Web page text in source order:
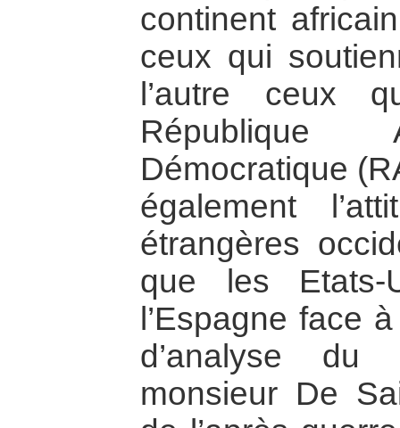
continent
ceux qui
l’autre ceux
République
Démocratique
également
étrangères
que les
l’Espagne face
d’analyse du
monsieur De